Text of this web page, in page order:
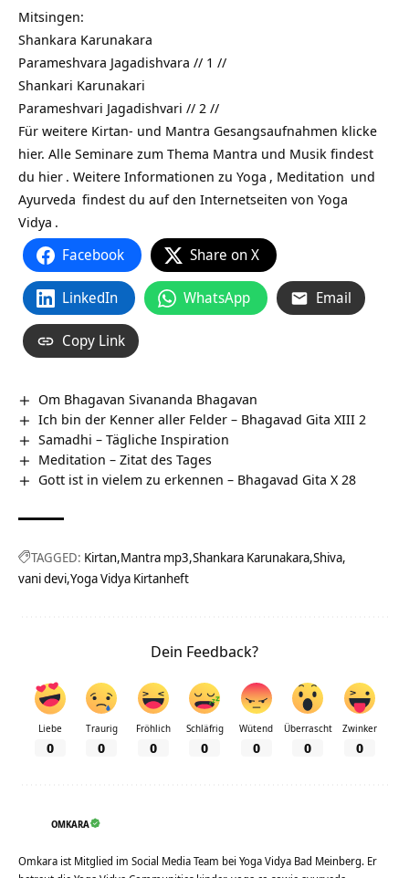
Mitsingen:
Shankara Karunakara
Parameshvara Jagadishvara // 1 //
Shankari Karunakari
Parameshvari Jagadishvari // 2 //
Für weitere Kirtan- und Mantra Gesangsaufnahmen klicke
hier. Alle Seminare zum Thema Mantra und Musik findest
du hier . Weitere Informationen zu Yoga , Meditation und
Ayurveda findest du auf den Internetseiten von Yoga
Vidya .
Facebook Share on X
LinkedIn WhatsApp Email
Copy Link
Om Bhagavan Sivananda Bhagavan
Ich bin der Kenner aller Felder – Bhagavad Gita XIII 2
Samadhi – Tägliche Inspiration
Meditation – Zitat des Tages
Gott ist in vielem zu erkennen – Bhagavad Gita X 28
TAGGED: Kirtan Mantra mp3 Shankara Karunakara Shiva
vani devi Yoga Vidya Kirtanheft
Dein Feedback?
Liebe
0
Traurig
0
Fröhlich
0
Schläfrig
0
Wütend
0
Überrascht
0
Zwinker
0
OMKARA
Omkara ist Mitglied im Social Media Team bei Yoga Vidya Bad Meinberg. Er